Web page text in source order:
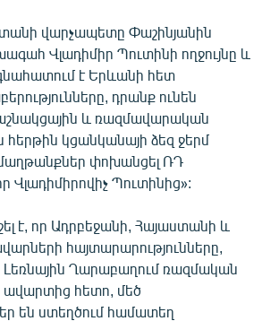
վարչապետը Փաշինյանին
Վլադիմիր Պուտինի ողջույնը և
է Երևանի հետ
դրանք ունեն
և ռազմավարական
հերթին կցանկանայի ձեզ ջերմ
փոխանցել ՌԴ
Վլադիմիրովիչ Պուտինից»:
է, որ Ադրբեջանի, Հայաստանի և
հայտարարությունները,
Լեռնային Ղարաբաղում ռազմական
ավարտից հետո, մեծ
են ստեղծում համատեղ